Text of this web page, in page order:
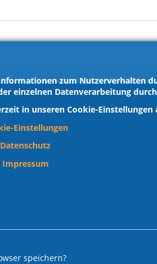
zum Nutzerverhalten
einzelnen Datenverarbeitung
in unseren Cookie-Einstellungen
Einstellungen
Datenschutz
Impressum
speichern?